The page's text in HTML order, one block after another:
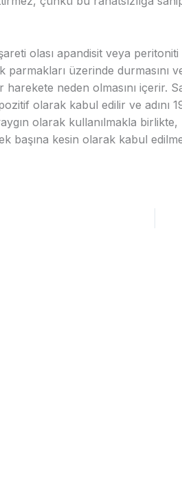
olası apandisit veya
parmakları üzerinde durmasını
harekete neden olmasını içerir.
olarak kabul edilir ve adını
olarak kullanılmakla
başına kesin olarak kabul